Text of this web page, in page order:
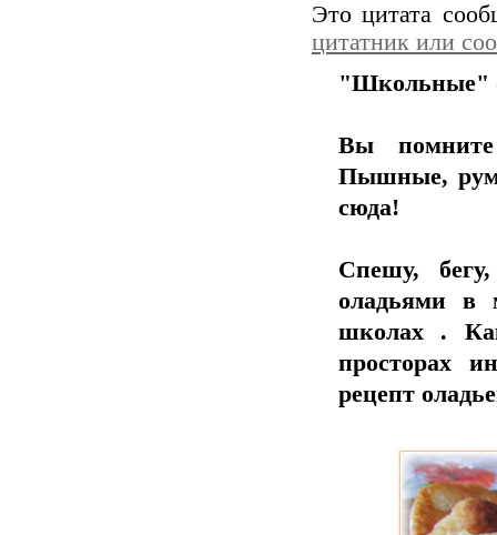
Это цитата
цитатник или
"Школьные"
Вы
Пышные,
сюда!
Спешу,
оладьями в
школах .
просторах
рецепт